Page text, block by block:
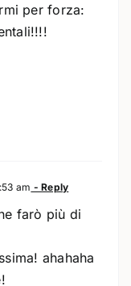
per forza:
am - Reply
farò più di
ahahaha